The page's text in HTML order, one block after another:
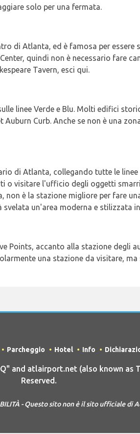
solo per una fermata.
di Atlanta, ed è famosa per essere
quindi non è necessario fare
Tavern, esci qui.
linee Verde e Blu. Molti edifici
Curb. Anche se non è una
di Atlanta, collegando tutte le
o visitare l'ufficio degli oggetti
non è la stazione migliore per fare
un'area moderna e stilizzata
Points, accanto alla stazione degli
una stazione da visitare,
Parcheggio Hotel Info
and atlairport.net (also known
Reserved.
- Questo sito non è il sito ufficiale di